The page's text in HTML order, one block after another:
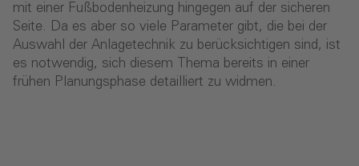
mit einer Fußbodenheizung hingegen auf der sicheren
Seite. Da es aber so viele Parameter gibt, die bei der
Auswahl der Anlagetechnik zu berücksichtigen sind, ist
es notwendig, sich diesem Thema bereits in einer
frühen Planungsphase detailliert zu widmen.